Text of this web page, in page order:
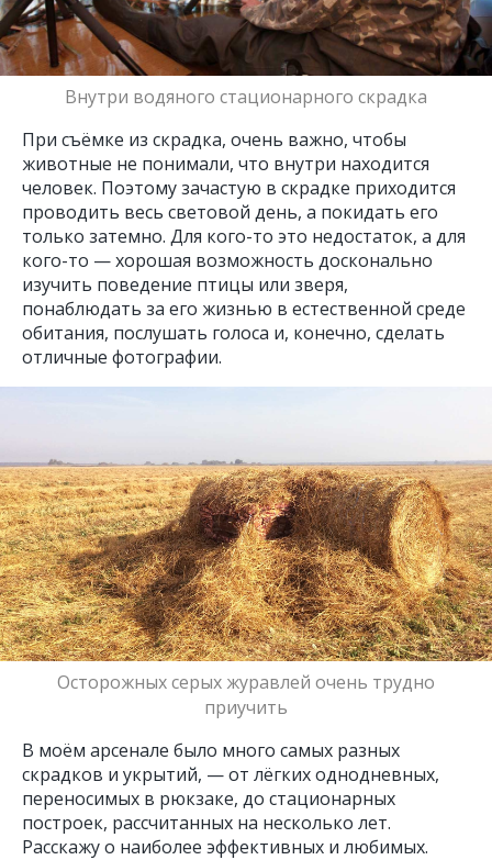
Внутри водяного стационарного скрадка
При съёмке из скрадка, очень важно, чтобы
животные не понимали, что внутри находится
человек. Поэтому зачастую в скрадке приходится
проводить весь световой день, а покидать его
только затемно. Для кого-то это недостаток, а для
кого-то — хорошая возможность досконально
изучить поведение птицы или зверя,
понаблюдать за его жизнью в естественной среде
обитания, послушать голоса и, конечно, сделать
отличные фотографии.
Осторожных серых журавлей очень трудно
приучить
В моём арсенале было много самых разных
скрадков и укрытий, — от лёгких однодневных,
переносимых в рюкзаке, до стационарных
построек, рассчитанных на несколько лет.
Расскажу о наиболее эффективных и любимых.